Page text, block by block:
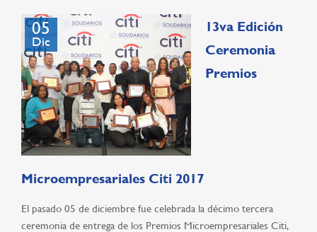
05
Dic
13va Edición
Ceremonia
Premios
Microempresariales Citi 2017
El pasado 05 de diciembre fue celebrada la décimo tercera
ceremonia de entrega de los Premios Microempresariales Citi,